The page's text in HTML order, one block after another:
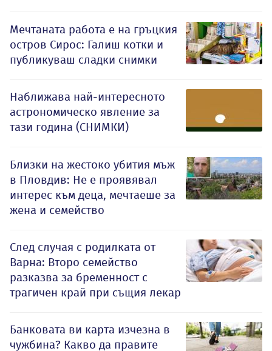
Мечтаната работа е на гръцкия
остров Сирос: Галиш котки и
публикуваш сладки снимки
Наближава най-интересното
астрономическо явление за
тази година (СНИМКИ)
Близки на жестоко убития мъж
в Пловдив: Не е проявявал
интерес към деца, мечтаеше за
жена и семейство
След случая с родилката от
Варна: Второ семейство
разказва за бременност с
трагичен край при същия лекар
Банковата ви карта изчезна в
чужбина? Какво да правите